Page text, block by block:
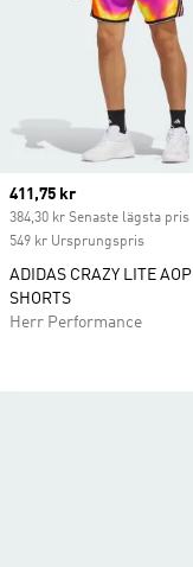
Current price
411,75 kr
384,30 kr Senaste lägsta pris
549 kr Ursprungspris
ADIDAS CRAZY LITE AOP
SHORTS
Herr Performance